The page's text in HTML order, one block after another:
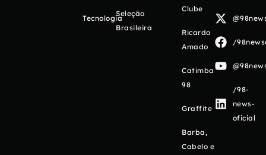
Tecnologia
Seleção
Brasileira
Clube
Ricardo
Amado
Catimba
98
Graffite
Barba,
Cabelo e
/
/98-
news-
oficial